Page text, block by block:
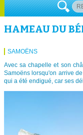
HAMEAU DU
SAMOËNS
Avec sa chapelle et son
Samoëns lorsqu'on arrive
qui a été endigué, car ses